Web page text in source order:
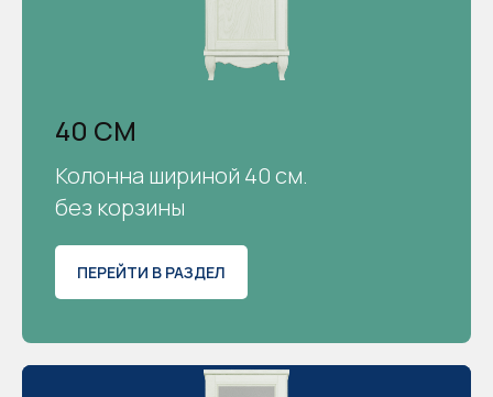
40 СМ
Колонна шириной 40 см.
без корзины
ПЕРЕЙТИ В РАЗДЕЛ